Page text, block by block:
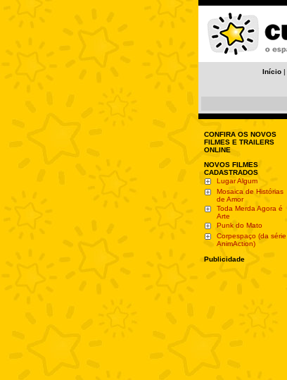
Início |
CONFIRA OS NOVOS
FILMES E TRAILERS
ONLINE
NOVOS FILMES
CADASTRADOS
Lugar Algum
Mosaica de Histórias
de Amor
Toda Merda Agora é
Arte
Punk do Mato
Corpespaço (da série
AnimAction)
Publicidade